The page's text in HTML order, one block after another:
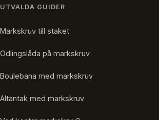
UTVALDA GUIDER
Markskruv till staket
Odlingslåda på markskruv
Boulebana med markskruv
Altantak med markskruv